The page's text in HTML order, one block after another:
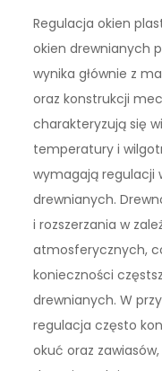
Regulacja okien
okien drewnianych
wynika głównie z
oraz konstrukcji
charakteryzują się
temperatury i
wymagają regulacji
drewnianych.
i rozszerzania w
atmosferycznych,
konieczności
drewnianych. W
regulacja często
okuć oraz